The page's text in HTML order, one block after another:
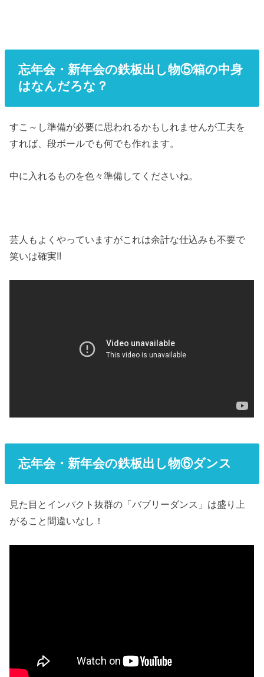
忘年会・新年会の鉄板出し物⑤箱の中身
はなんだろな？
すこ～し準備が必要に思われるかもしれませんが工夫を
すれば、段ボールでも何でも作れます。
中に入れるものを色々準備してくださいね。
芸人もよくやっていますがこれは余計な仕込みも不要で
笑いは確実!!
忘年会・新年会の鉄板出し物⑥ダンス
見た目とインパクト抜群の「バブリーダンス」は盛り上
がること間違いなし！